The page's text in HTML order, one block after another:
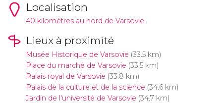
Localisation
40 kilomètres au nord de Varsovie.
Lieux à proximité
Musée Historique de Varsovie (33.5 km)
Place du marché de Varsovie (33.5 km)
Palais royal de Varsovie (33.8 km)
Palais de la culture et de la science (34.6 km)
Jardin de l'université de Varsovie (34.7 km)